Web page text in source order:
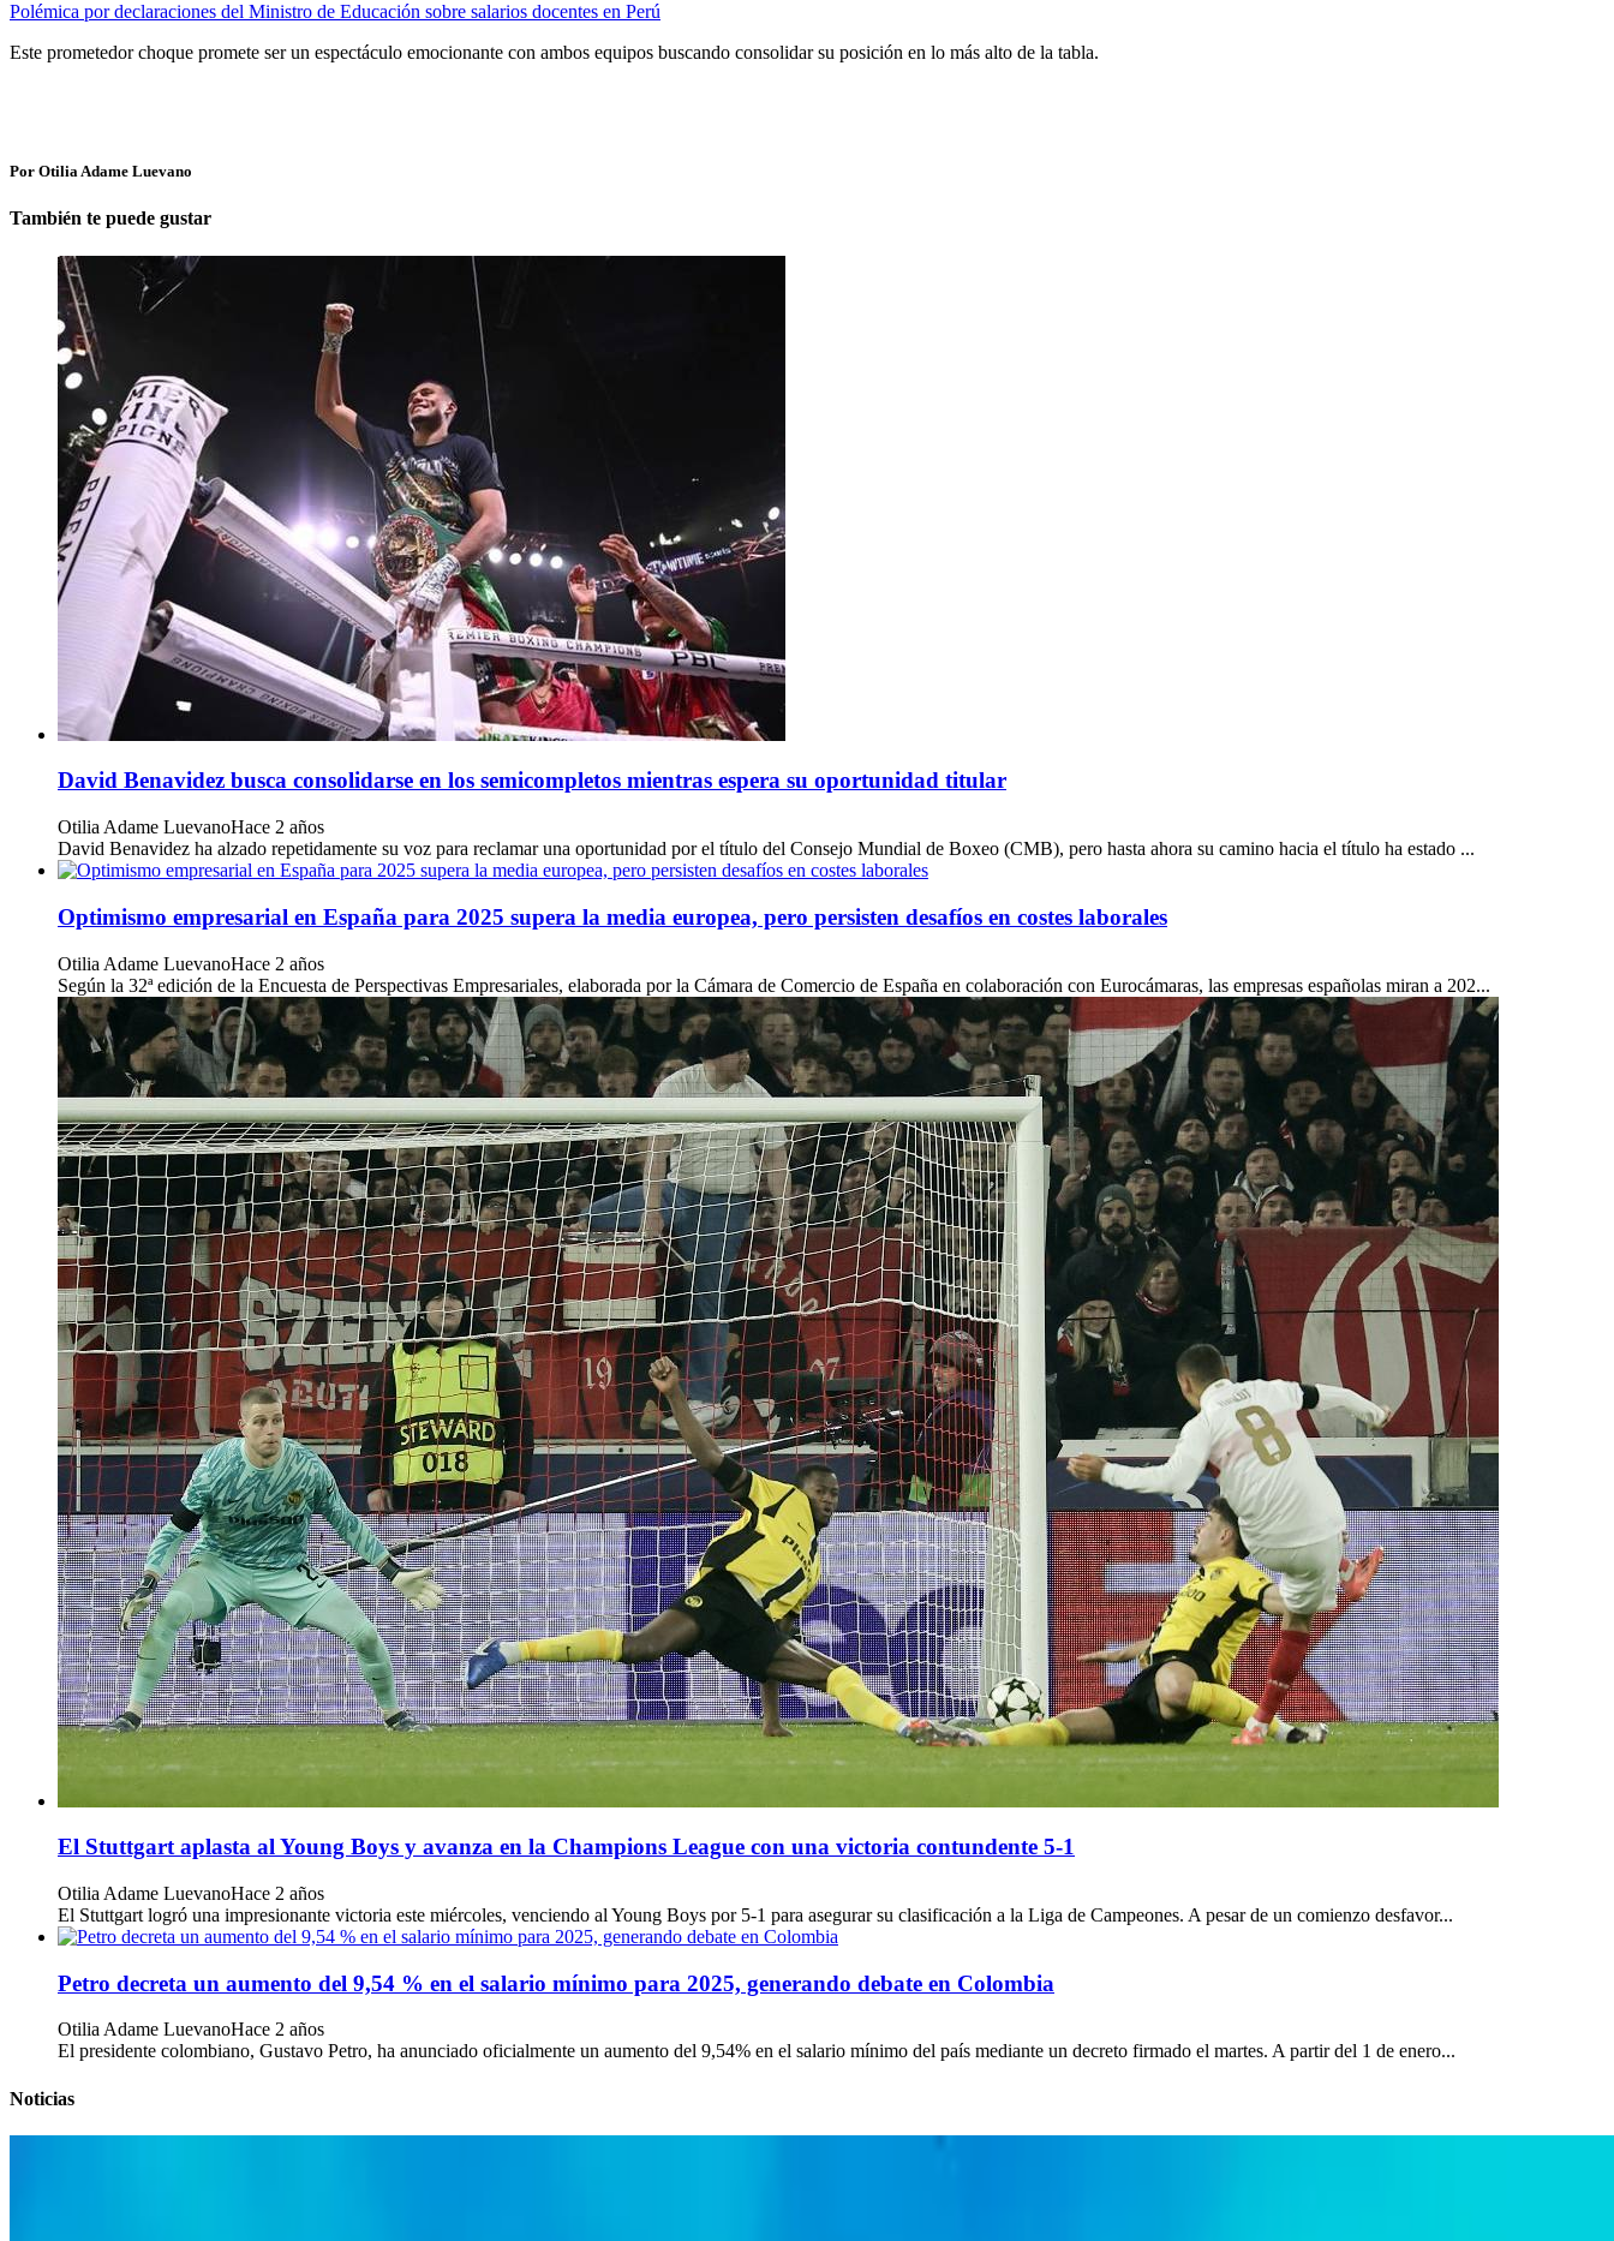
Polémica por declaraciones del Ministro de Educación sobre salarios docentes en Perú
Este prometedor choque promete ser un espectáculo emocionante con ambos equipos buscando consolidar su posición en lo más alto de la tabla.
Por Otilia Adame Luevano
También te puede gustar
David Benavidez busca consolidarse en los semicompletos mientras espera su oportunidad titular
Otilia Adame LuevanoHace 2 años
David Benavidez ha alzado repetidamente su voz para reclamar una oportunidad por el título del Consejo Mundial de Boxeo (CMB), pero hasta ahora su camino hacia el título ha estado ...
Optimismo empresarial en España para 2025 supera la media europea, pero persisten desafíos en costes laborales
Otilia Adame LuevanoHace 2 años
Según la 32ª edición de la Encuesta de Perspectivas Empresariales, elaborada por la Cámara de Comercio de España en colaboración con Eurocámaras, las empresas españolas miran a 202...
El Stuttgart aplasta al Young Boys y avanza en la Champions League con una victoria contundente 5-1
Otilia Adame LuevanoHace 2 años
El Stuttgart logró una impresionante victoria este miércoles, venciendo al Young Boys por 5-1 para asegurar su clasificación a la Liga de Campeones. A pesar de un comienzo desfavor...
Petro decreta un aumento del 9,54 % en el salario mínimo para 2025, generando debate en Colombia
Otilia Adame LuevanoHace 2 años
El presidente colombiano, Gustavo Petro, ha anunciado oficialmente un aumento del 9,54% en el salario mínimo del país mediante un decreto firmado el martes. A partir del 1 de enero...
Noticias